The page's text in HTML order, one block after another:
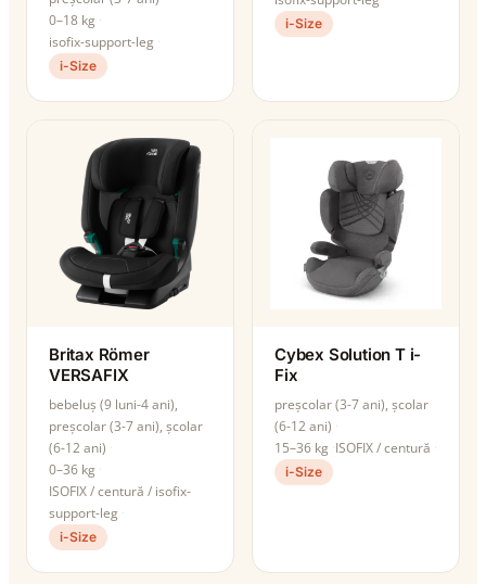
0–18 kg
isofix-support-leg
i-Size
i-Size
Britax Römer
VERSAFIX
bebeluș (9 luni-4 ani),
preșcolar (3-7 ani), școlar
(6-12 ani)
0–36 kg
ISOFIX / centură / isofix-
support-leg
i-Size
Cybex Solution T i-
Fix
preșcolar (3-7 ani), școlar
(6-12 ani)
15–36 kg ISOFIX / centură
i-Size